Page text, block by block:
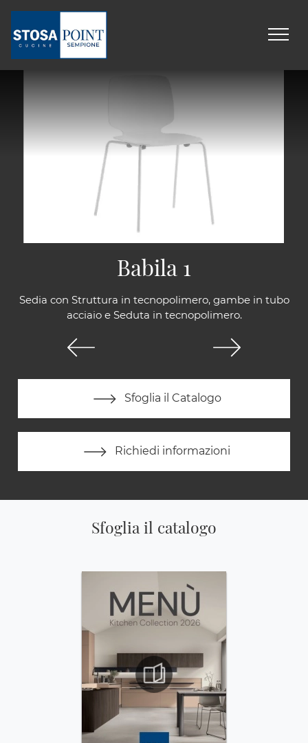
Sedia con Struttura in tecnopolimero, gambe in tubo
acciaio e Seduta in tecnopolimero.
Sfoglia il Catalogo
Richiedi informazioni
Babila 1
Sfoglia il catalogo